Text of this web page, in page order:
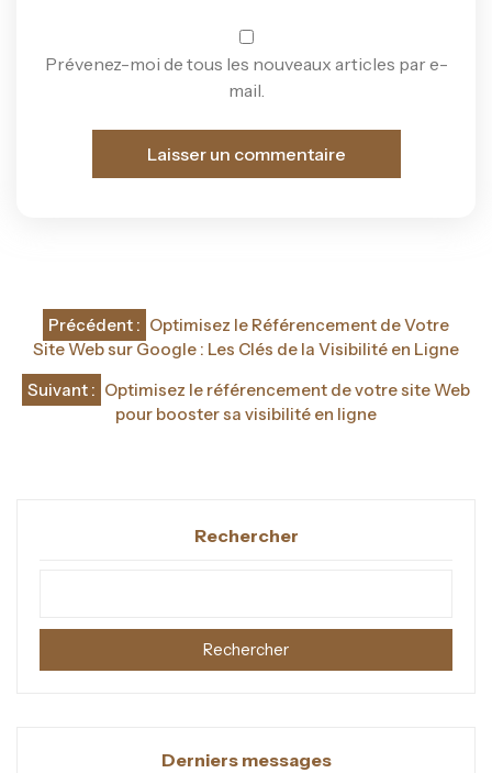
Prévenez-moi de tous les nouveaux articles par e-
mail.
Navigation
de
l’article
Précédent : Optimisez le Référencement de Votre
Site Web sur Google : Les Clés de la Visibilité en Ligne
Suivant : Optimisez le référencement de votre site Web
pour booster sa visibilité en ligne
Rechercher
Rechercher
Derniers messages